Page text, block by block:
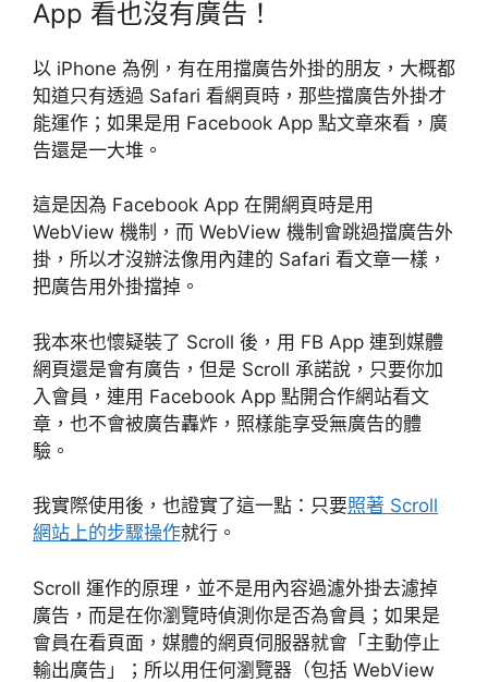
App 看也沒有廣告！
以 iPhone 為例，有在用擋廣告外掛的朋友，大概都
知道只有透過 Safari 看網頁時，那些擋廣告外掛才
能運作；如果是用 Facebook App 點文章來看，廣
告還是一大堆。
這是因為 Facebook App 在開網頁時是用
WebView 機制，而 WebView 機制會跳過擋廣告外
掛，所以才沒辦法像用內建的 Safari 看文章一樣，
把廣告用外掛擋掉。
我本來也懷疑裝了 Scroll 後，用 FB App 連到媒體
網頁還是會有廣告，但是 Scroll 承諾說，只要你加
入會員，連用 Facebook App 點開合作網站看文
章，也不會被廣告轟炸，照樣能享受無廣告的體
驗。
我實際使用後，也證實了這一點：只要照著 Scroll
網站上的步驟操作就行。
Scroll 運作的原理，並不是用內容過濾外掛去濾掉
廣告，而是在你瀏覽時偵測你是否為會員；如果是
會員在看頁面，媒體的網頁伺服器就會「主動停止
輸出廣告」；所以用任何瀏覽器（包括 WebView